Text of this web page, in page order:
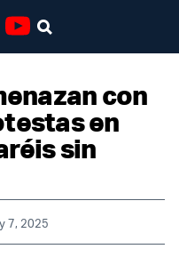
con
en
sin
7, 2025